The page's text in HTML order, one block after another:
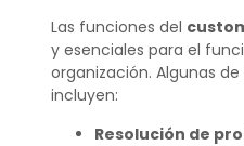
Las funciones del
y esenciales para el
organización. Algunas
incluyen:
Resolución de